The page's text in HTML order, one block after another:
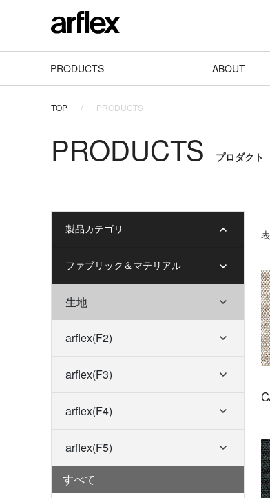
PRODUCTS ABOUT
TOP PRODUCTS
PRODUCTS プロダクト
製品カテゴリ
ファブリック＆マテリアル
生地
arflex(F2)
arflex(F3)
arflex(F4)
arflex(F5)
すべて